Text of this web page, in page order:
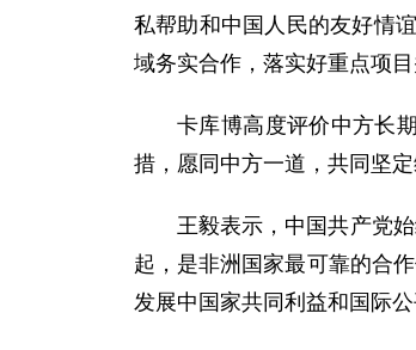
私帮助和中国人民的友好情
域务实合作，落实好重点项
卡库博高度评价中方长
措，愿同中方一道，共同坚
王毅表示，中国共产党
起，是非洲国家最可靠的合
发展中国家共同利益和国际公